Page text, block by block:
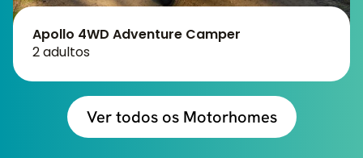
Apollo 4WD Adventure Camper
2 adultos
Ver todos os Motorhomes